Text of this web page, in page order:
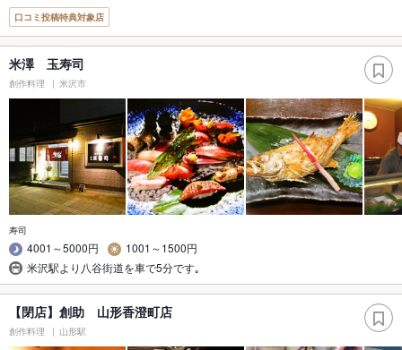
口コミ投稿特典対象店
米澤 玉寿司
創作料理 米沢市
寿司
4001～5000円
1001～1500円
米沢駅より八谷街道を車で5分です｡
【閉店】創助 山形香澄町店
創作料理 山形駅